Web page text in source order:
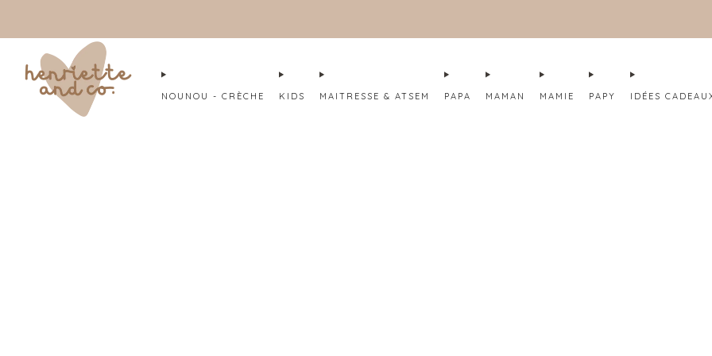
NOUNOU - CRÈCHE KIDS MAITRESSE & ATSEM PAPA MAMAN MAMIE PAPY IDÉES